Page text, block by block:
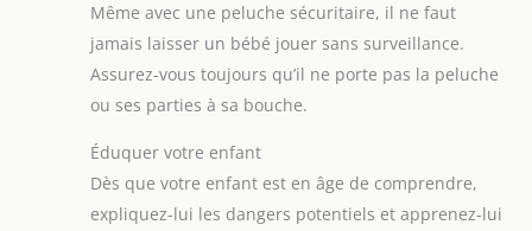
Même avec une peluche sécuritaire, il ne faut
jamais laisser un bébé jouer sans surveillance.
Assurez-vous toujours qu’il ne porte pas la peluche
ou ses parties à sa bouche.
Éduquer votre enfant
Dès que votre enfant est en âge de comprendre,
expliquez-lui les dangers potentiels et apprenez-lui